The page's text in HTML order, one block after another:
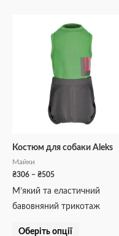
Костюм для собаки Aleks
Майки
₴306 – ₴505
цін:
М’який та еластичний
бавовняний трикотаж
Оберіть опції
товар
має
кілька
варіантів.
Параметри
можна
на